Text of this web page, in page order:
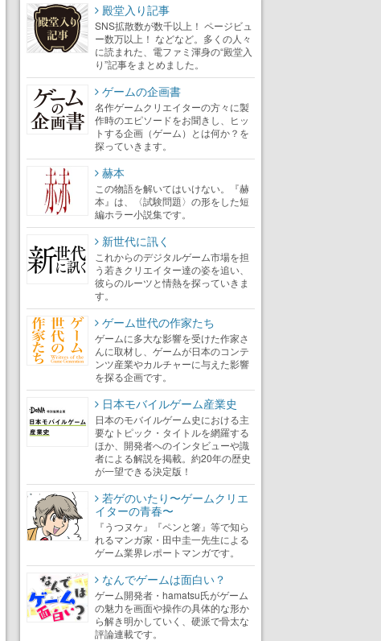
殿堂入り記事
SNS拡散数が数千以上！ ページビュ
ー数万以上！ などなど。多くの人々
に読まれた、電ファミ渾身の“殿堂入
り”記事をまとめました。
ゲームの企画書
名作ゲームクリエイターの方々に製
作時のエピソードをお聞きし、ヒッ
トする企画（ゲーム）とは何か？を
探っていきます。
赫本
この物語を解いてはいけない。『赫
本』は、〈試験問題〉の形をした短
編ホラー小説集です。
新世代に訊く
これからのデジタルゲーム市場を担
う若きクリエイター達の姿を追い、
彼らのルーツと情熱を探っていきま
す。
ゲーム世代の作家たち
ゲームに多大な影響を受けた作家さ
んに取材し、ゲームが日本のコンテ
ンツ産業やカルチャーに与えた影響
を探る企画です。
日本モバイルゲーム産業史
日本のモバイルゲーム史における主
要なトピック・タイトルを網羅する
ほか、開発者へのインタビューや識
者による解説を掲載。約20年の歴史
が一望できる決定版！
若ゲのいたり〜ゲームクリエ
イターの青春〜
『うつヌケ』『ペンと箸』等で知ら
れるマンガ家・田中圭一先生による
ゲーム業界レポートマンガです。
なんでゲームは面白い？
ゲーム開発者・hamatsu氏がゲーム
の魅力を画面や操作の具体的な形か
ら解き明かしていく、硬派で骨太な
評論連載です。